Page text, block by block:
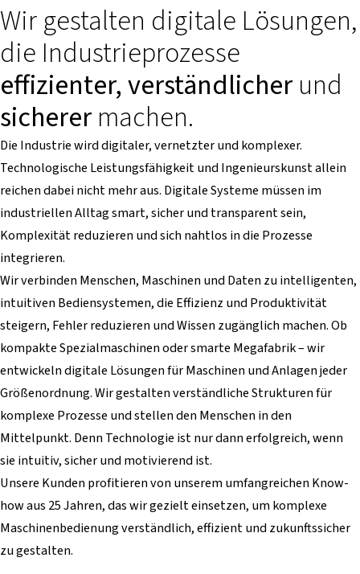
Wir gestalten digitale Lösungen,
die Industrieprozesse
effizienter, verständlicherund
sicherermachen.
Die Industrie wird digitaler, vernetzter und komplexer.
Technologische Leistungsfähigkeit und Ingenieurskunst allein
reichen dabei nicht mehr aus. Digitale Systeme müssen im
industriellen Alltag smart, sicher und transparent sein,
Komplexität reduzieren und sich nahtlos in die Prozesse
integrieren.
Wir verbinden Menschen, Maschinen und Daten zu intelligenten,
intuitiven Bediensystemen, die Effizienz und Produktivität
steigern, Fehler reduzieren und Wissen zugänglich machen. Ob
kompakte Spezialmaschinen oder smarte Megafabrik – wir
entwickeln digitale Lösungen für Maschinen und Anlagen jeder
Größenordnung. Wir gestalten verständliche Strukturen für
komplexe Prozesse und stellen den Menschen in den
Mittelpunkt. Denn Technologie ist nur dann erfolgreich, wenn
sie intuitiv, sicher und motivierend ist.
Unsere Kunden profitieren von unserem umfangreichen Know-
how aus 25 Jahren, das wir gezielt einsetzen, um komplexe
Maschinenbedienung verständlich, effizient und zukunftssicher
zu gestalten.